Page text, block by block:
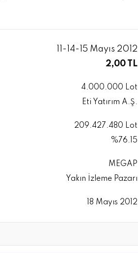
11-14-15 Mayıs 2012
2,00 TL
4.000.000 Lot
Eti Yatırım A.Ş.
209.427.480 Lot
%76.15
MEGAP
Yakın İzleme Pazarı
18 Mayıs 2012